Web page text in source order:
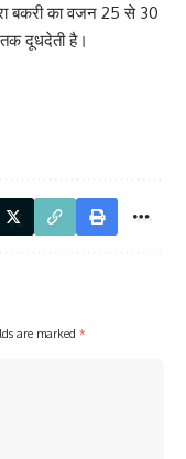
बकरी का वजन 25 से 30
तक दूधदेती है।
are marked *